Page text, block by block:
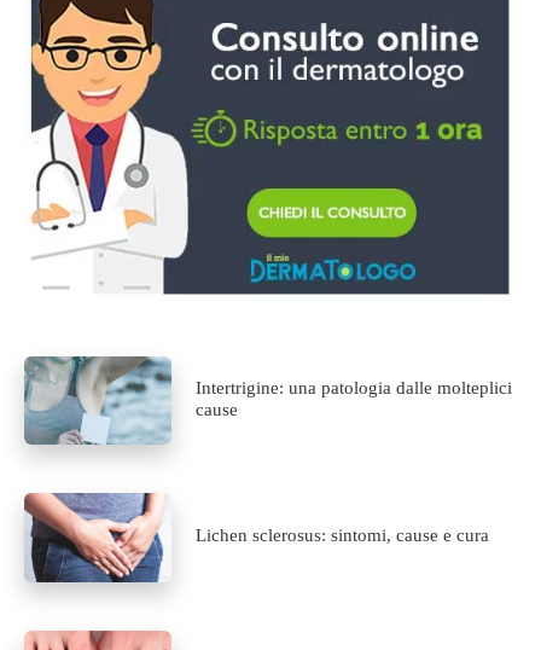
Intertrigine: una patologia dalle molteplici
cause
Lichen sclerosus: sintomi, cause e cura